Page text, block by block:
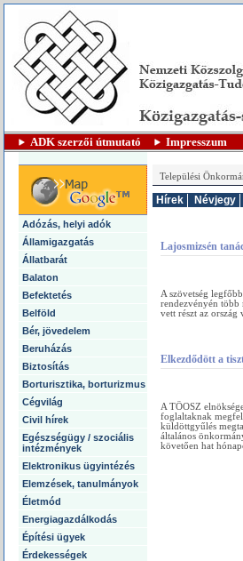
ADK szerzői útmutató Impresszum
Adózás, helyi adók
Államigazgatás
Állatbarát
Balaton
Befektetés
Belföld
Bér, jövedelem
Beruházás
Biztosítás
Borturisztika, borturizmus
Cégvilág
Civil hírek
Egészségügy / szociális
intézmények
Elektronikus ügyintézés
Elemzések, tanulmányok
Életmód
Energiagazdálkodás
Építési ügyek
Érdekességek
Települési
Hírek Névjegy
Lajosmizsén
A szövetség
rendezvényén több
vett részt az ország
Elkezdődött a
A TÖOSZ
foglaltaknak
küldöttgyűlés
általános
követően hat